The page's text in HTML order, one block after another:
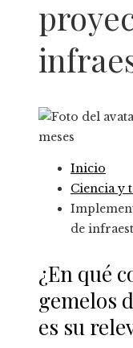
meses
Inicio
Ciencia y
de
¿En qué
gemelos
es su